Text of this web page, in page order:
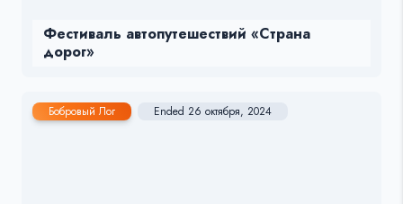
Фестиваль автопутешествий «Страна
дорог»
Бобровый Лог Ended 26 октября, 2024